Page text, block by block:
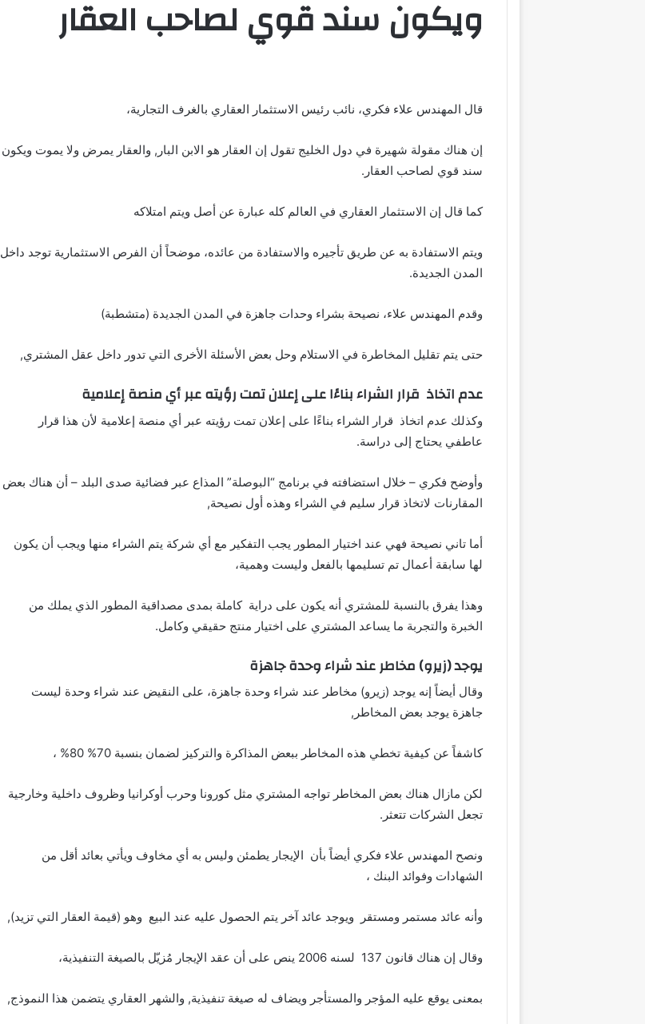
ويكون سند قوي لصاحب العقار
قال المهندس علاء فكري، نائب رئيس الاستثمار العقاري بالغرف التجارية،
إن هناك مقولة شهيرة في دول الخليج تقول إن العقار هو الابن البار, والعقار يمرض ولا يموت ويكون
سند قوي لصاحب العقار.
كما قال إن الاستثمار العقاري في العالم كله عبارة عن أصل ويتم امتلاكه
ويتم الاستفادة به عن طريق تأجيره والاستفادة من عائده، موضحاً أن الفرص الاستثمارية توجد داخل
المدن الجديدة.
وقدم المهندس علاء، نصيحة بشراء وحدات جاهزة في المدن الجديدة (متشطبة)
حتى يتم تقليل المخاطرة في الاستلام وحل بعض الأسئلة الأخرى التي تدور داخل عقل المشتري,
عدم اتخاذ قرار الشراء بناءًا على إعلان تمت رؤيته عبر أي منصة إعلامية
وكذلك عدم اتخاذ قرار الشراء بناءًا على إعلان تمت رؤيته عبر أي منصة إعلامية لأن هذا قرار
عاطفي يحتاج إلى دراسة.
وأوضح فكري – خلال استضافته في برنامج “البوصلة” المذاع عبر فضائية صدى البلد – أن هناك بعض
المقارنات لاتخاذ قرار سليم في الشراء وهذه أول نصيحة,
أما تاني نصيحة فهي عند اختيار المطور يجب التفكير مع أي شركة يتم الشراء منها ويجب أن يكون
لها سابقة أعمال تم تسليمها بالفعل وليست وهمية،
وهذا يفرق بالنسبة للمشتري أنه يكون على دراية كاملة بمدى مصداقية المطور الذي يملك من
الخبرة والتجربة ما يساعد المشتري على اختيار منتج حقيقي وكامل.
يوجد (زيرو) مخاطر عند شراء وحدة جاهزة
وقال أيضاً إنه يوجد (زيرو) مخاطر عند شراء وحدة جاهزة، على النقيض عند شراء وحدة ليست
جاهزة يوجد بعض المخاطر,
كاشفاً عن كيفية تخطي هذه المخاطر ببعض المذاكرة والتركيز لضمان بنسبة 70% 80% ،
لكن مازال هناك بعض المخاطر تواجه المشتري مثل كورونا وحرب أوكرانيا وظروف داخلية وخارجية
تجعل الشركات تتعثر.
ونصح المهندس علاء فكري أيضاً بأن الإيجار يطمئن وليس به أي مخاوف ويأتي بعائد أقل من
الشهادات وفوائد البنك ،
وأنه عائد مستمر ومستقر ويوجد عائد آخر يتم الحصول عليه عند البيع وهو (قيمة العقار التي تزيد),
وقال إن هناك قانون 137 لسنه 2006 ينص على أن عقد الإيجار مُزيّل بالصيغة التنفيذية،
بمعنى يوقع عليه المؤجر والمستأجر ويضاف له صيغة تنفيذية, والشهر العقاري يتضمن هذا النموذج,